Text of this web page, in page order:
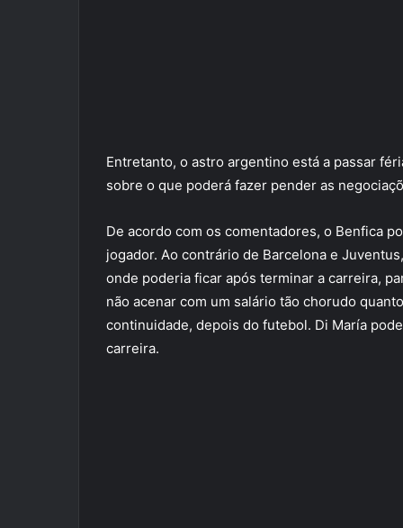
Entretanto, o astro argentino está a passar
sobre o que poderá fazer pender as
De acordo com os comentadores, o Benfica
jogador. Ao contrário de Barcelona e
onde poderia ficar após terminar a carreira,
não acenar com um salário tão chorudo
continuidade, depois do futebol. Di María
carreira.